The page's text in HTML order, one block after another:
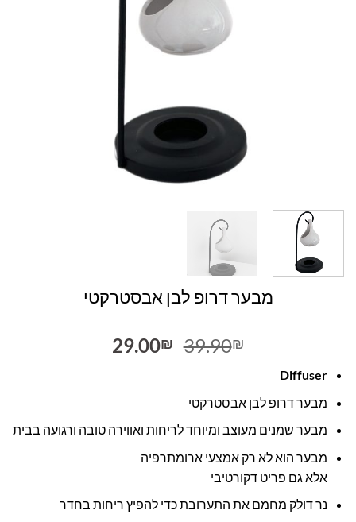
מבער דרופ לבן אבסטרקטי
39.90₪
המחיר
29.00₪
המחיר
Diffuser
מבער דרופ לבן אבסטרקטי
מבער שמנים מעוצב ומיוחד לריחות ואווירה טובה ורגועה בבית
מבער הוא לא רק אמצעי ארומתרפיה
אלא גם פריט דקורטיבי
נר דולק מחמם את התערובת כדי להפיץ ריחות בחדר